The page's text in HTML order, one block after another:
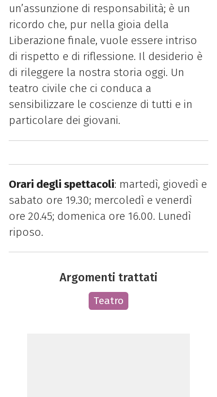
un’assunzione di responsabilità; è un
ricordo che, pur nella gioia della
Liberazione finale, vuole essere intriso
di rispetto e di riflessione. Il desiderio è
di rileggere la nostra storia oggi. Un
teatro civile che ci conduca a
sensibilizzare le coscienze di tutti e in
particolare dei giovani.
Orari degli spettacoli: martedì, giovedì e
sabato ore 19.30; mercoledì e venerdì
ore 20.45; domenica ore 16.00. Lunedì
riposo.
Argomenti trattati
Teatro